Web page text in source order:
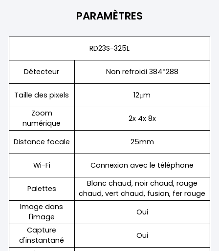
PARAMÈTRES
RD23S-325L
Détecteur Non refroidi 384*288
Taille des pixels
12μm
Zoom
numérique
2x 4x 8x
Distance focale 25mm
Wi-Fi Connexion avec le téléphone
Palettes
Blanc chaud, noir chaud, rouge
chaud, vert chaud, fusion, fer rouge
Image dans
l'image
Oui
Capture
d'instantané
Oui